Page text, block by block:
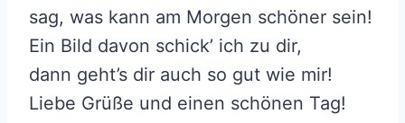
sag, was kann am Morgen schöner sein!
Ein Bild davon schick’ ich zu dir,
dann geht’s dir auch so gut wie mir!
Liebe Grüße und einen schönen Tag!